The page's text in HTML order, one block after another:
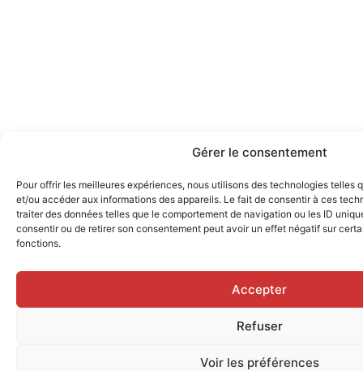
Gérer le consentement
Pour offrir les meilleures expériences, nous utilisons des technologies telles
et/ou accéder aux informations des appareils. Le fait de consentir à ces
traiter des données telles que le comportement de navigation ou les ID
consentir ou de retirer son consentement peut avoir un effet négatif sur
fonctions.
Accepter
Refuser
Voir les préférences